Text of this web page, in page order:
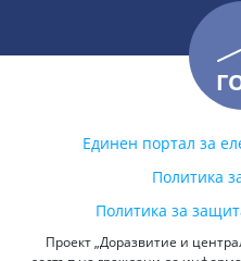
Единен портал за
Политика
Политика за
Проект „Доразвитие и